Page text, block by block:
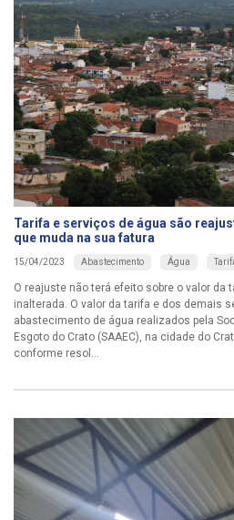
Tarifa e serviços de água são
que muda na sua fatura
15/04/2023 Abastecimento Água
O reajuste não terá efeito sobre o valor da
inalterada. O valor da tarifa e dos demais
abastecimento de água realizados pela
Esgoto do Crato (SAAEC), na cidade do
conforme resol...